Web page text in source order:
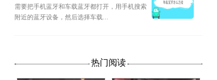
需要把手机蓝牙和车载蓝牙都打开，用手机搜索
附近的蓝牙设备，然后选择车载...
热门阅读